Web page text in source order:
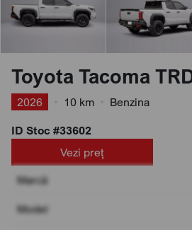
Toyota Tacoma
2026 10 km
Benzina
ID Stoc #33602
Vezi preț
Marcă
Model